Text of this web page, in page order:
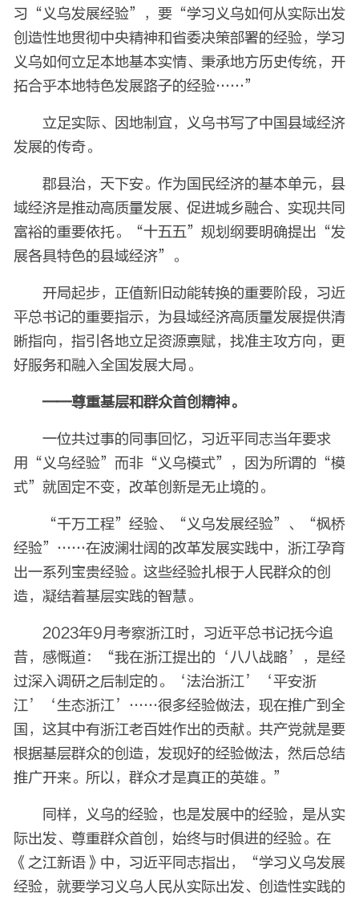
习“义乌发展经验”，要“学习义乌如何从实际出发
创造性地贯彻中央精神和省委决策部署的经验，学习
义乌如何立足本地基本实情、秉承地方历史传统，开
拓合乎本地特色发展路子的经验……”
立足实际、因地制宜，义乌书写了中国县域经济
发展的传奇。
郡县治，天下安。作为国民经济的基本单元，县
域经济是推动高质量发展、促进城乡融合、实现共同
富裕的重要依托。“十五五”规划纲要明确提出“发
展各具特色的县域经济”。
开局起步，正值新旧动能转换的重要阶段，习近
平总书记的重要指示，为县域经济高质量发展提供清
晰指向，指引各地立足资源禀赋，找准主攻方向，更
好服务和融入全国发展大局。
——尊重基层和群众首创精神。
一位共过事的同事回忆，习近平同志当年要求
用“义乌经验”而非“义乌模式”，因为所谓的“模
式”就固定不变，改革创新是无止境的。
“千万工程”经验、“义乌发展经验”、“枫桥
经验”……在波澜壮阔的改革发展实践中，浙江孕育
出一系列宝贵经验。这些经验扎根于人民群众的创
造，凝结着基层实践的智慧。
2023年9月考察浙江时，习近平总书记抚今追
昔，感慨道：“我在浙江提出的‘八八战略’，是经
过深入调研之后制定的。‘法治浙江’‘平安浙
江’‘生态浙江’……很多经验做法，现在推广到全
国，这其中有浙江老百姓作出的贡献。共产党就是要
根据基层群众的创造，发现好的经验做法，然后总结
推广开来。所以，群众才是真正的英雄。”
同样，义乌的经验，也是发展中的经验，是从实
际出发、尊重群众首创，始终与时俱进的经验。在
《之江新语》中，习近平同志指出，“学习义乌发展
经验，就要学习义乌人民从实际出发、创造性实践的